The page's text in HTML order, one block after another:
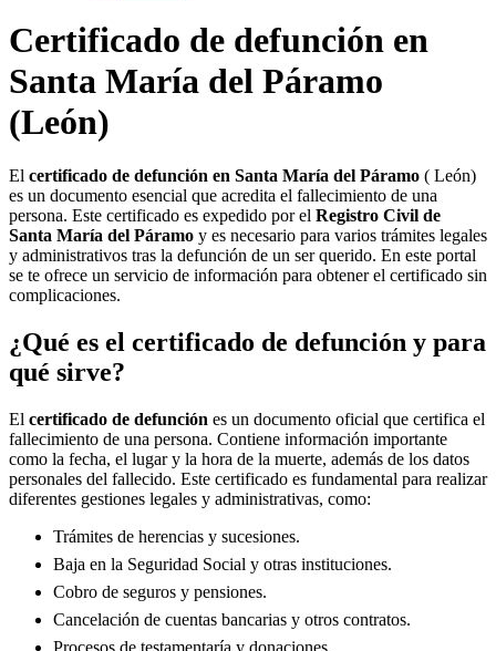
Certificado de defunción en
Santa María del Páramo
(León)
El certificado de defunción en Santa María del Páramo ( León)
es un documento esencial que acredita el fallecimiento de una
persona. Este certificado es expedido por el Registro Civil de
Santa María del Páramo y es necesario para varios trámites legales
y administrativos tras la defunción de un ser querido. En este portal
se te ofrece un servicio de información para obtener el certificado sin
complicaciones.
¿Qué es el certificado de defunción y para
qué sirve?
El certificado de defunción es un documento oficial que certifica el
fallecimiento de una persona. Contiene información importante
como la fecha, el lugar y la hora de la muerte, además de los datos
personales del fallecido. Este certificado es fundamental para realizar
diferentes gestiones legales y administrativas, como:
Trámites de herencias y sucesiones.
Baja en la Seguridad Social y otras instituciones.
Cobro de seguros y pensiones.
Cancelación de cuentas bancarias y otros contratos.
Procesos de testamentaría y donaciones.